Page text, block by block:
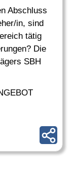
Abschluss
in, sind
tätig
Die
SBH